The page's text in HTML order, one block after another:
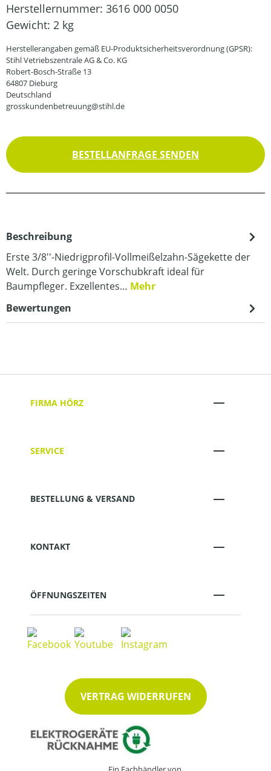
Herstellernummer: 3616 000 0050
Gewicht: 2 kg
Herstellerangaben gemäß EU-Produktsicherheitsverordnung (GPSR):
Stihl Vetriebszentrale AG & Co. KG
Robert-Bosch-Straße 13
64807 Dieburg
Deutschland
grosskundenbetreuung@stihl.de
BESTELLANFRAGE SENDEN
Beschreibung
Erste 3/8''-Niedrigprofil-Vollmeißelzahn-Sägekette der
Welt. Durch geringe Vorschubkraft ideal für
Baumpfleger. Exzellentes… Mehr
Bewertungen
FIRMA HÖRZ
SERVICE
BESTELLUNG & VERSAND
KONTAKT
ÖFFNUNGSZEITEN
VERTRAG WIDERRUFEN